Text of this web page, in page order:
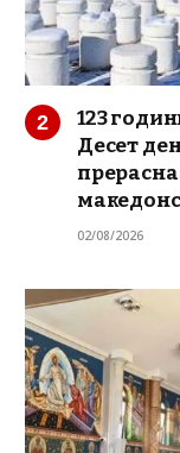
123
Десет
02/08/2026